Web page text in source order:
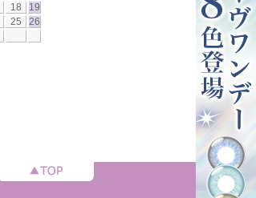
18
19
25
26